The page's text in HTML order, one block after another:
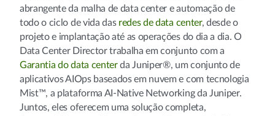
abrangente da malha de data center e automação de
todo o ciclo de vida das redes de data center, desde o
projeto e implantação até as operações do dia a dia. O
Data Center Director trabalha em conjunto com a
Garantia do data centerda Juniper®, um conjunto de
aplicativos AIOps baseados em nuvem e com tecnologia
Mist™, a plataforma AI-Native Networking da Juniper.
Juntos, eles oferecem uma solução completa,